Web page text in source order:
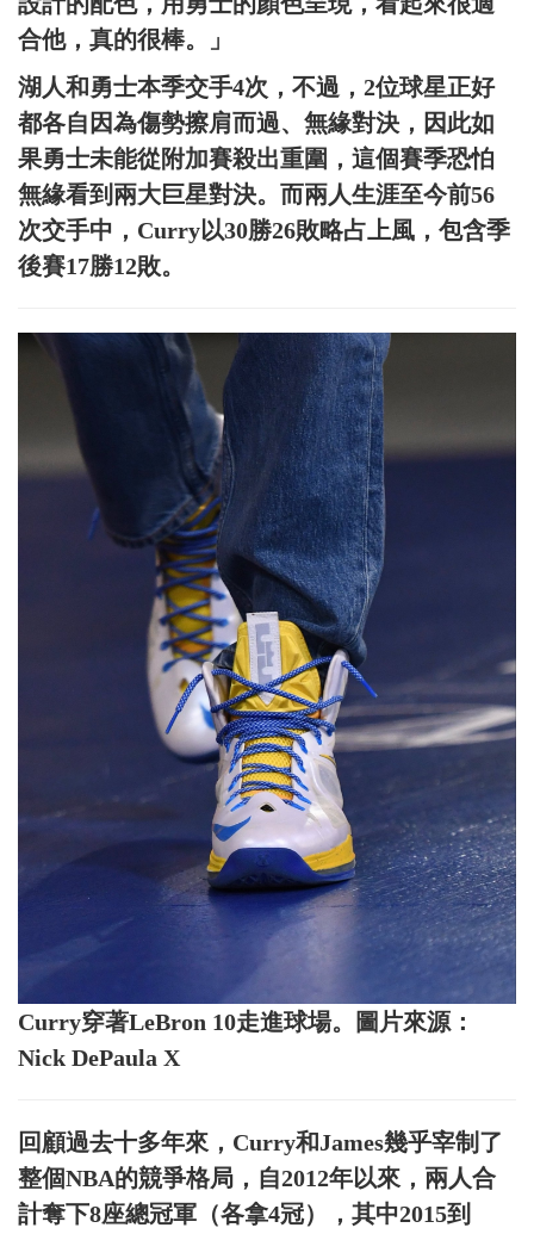
合他，真的很棒。」
湖人和勇士本季交手4次，不過，2位球星正好
都各自因為傷勢擦肩而過、無緣對決，因此如
果勇士未能從附加賽殺出重圍，這個賽季恐怕
無緣看到兩大巨星對決。而兩人生涯至今前56
次交手中，Curry以30勝26敗略占上風，包含季
後賽17勝12敗。
Curry穿著LeBron 10走進球場。圖片來源：
Nick DePaula X
回顧過去十多年來，Curry和James幾乎宰制了
整個NBA的競爭格局，自2012年以來，兩人合
計奪下8座總冠軍（各拿4冠），其中2015到